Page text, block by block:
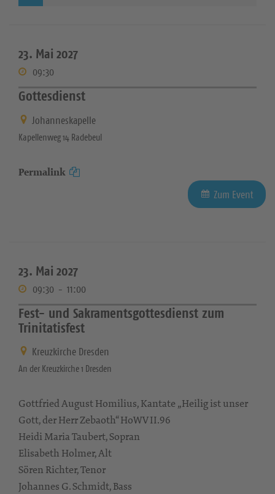
23. Mai 2027
09:30
Gottesdienst
Johanneskapelle
Kapellenweg 14 Radebeul
Permalink
Zum Event
23. Mai 2027
09:30 - 11:00
Fest- und Sakramentsgottesdienst zum
Trinitatisfest
Kreuzkirche Dresden
An der Kreuzkirche 1 Dresden
Gottfried August Homilius, Kantate „Heilig ist unser
Gott, der Herr Zebaoth“ HoWV II.96
Heidi Maria Taubert, Sopran
Elisabeth Holmer, Alt
Sören Richter, Tenor
Johannes G. Schmidt, Bass